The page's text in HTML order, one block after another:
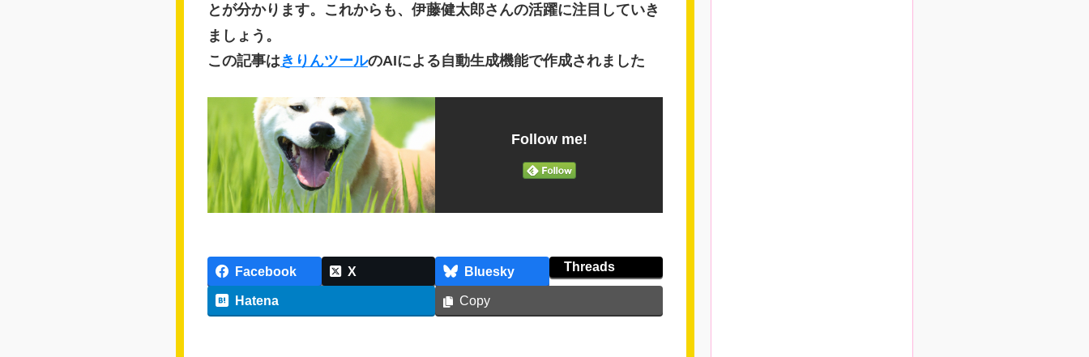
とが分かります。これからも、伊藤健太郎さんの活躍に注目していき
ましょう。
この記事はきりんツールのAIによる自動生成機能で作成されました
Follow me!
Facebook X Bluesky Threads
Hatena Copy